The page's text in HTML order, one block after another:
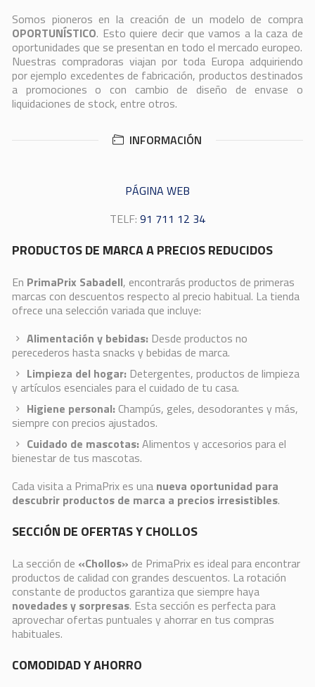
Somos pioneros en la creación de un modelo de compra
OPORTUNÍSTICO. Esto quiere decir que vamos a la caza de
oportunidades que se presentan en todo el mercado europeo.
Nuestras compradoras viajan por toda Europa adquiriendo
por ejemplo excedentes de fabricación, productos destinados
a promociones o con cambio de diseño de envase o
liquidaciones de stock, entre otros.
INFORMACIÓN
PÁGINA WEB
TELF: 91 711 12 34
PRODUCTOS DE MARCA A PRECIOS REDUCIDOS
En PrimaPrix Sabadell, encontrarás productos de primeras
marcas con descuentos respecto al precio habitual. La tienda
ofrece una selección variada que incluye:
Alimentación y bebidas: Desde productos no
perecederos hasta snacks y bebidas de marca.
Limpieza del hogar: Detergentes, productos de limpieza
y artículos esenciales para el cuidado de tu casa.
Higiene personal: Champús, geles, desodorantes y más,
siempre con precios ajustados.
Cuidado de mascotas: Alimentos y accesorios para el
bienestar de tus mascotas.
Cada visita a PrimaPrix es una nueva oportunidad para
descubrir productos de marca a precios irresistibles.
SECCIÓN DE OFERTAS Y CHOLLOS
La sección de «Chollos» de PrimaPrix es ideal para encontrar
productos de calidad con grandes descuentos. La rotación
constante de productos garantiza que siempre haya
novedades y sorpresas. Esta sección es perfecta para
aprovechar ofertas puntuales y ahorrar en tus compras
habituales.
COMODIDAD Y AHORRO